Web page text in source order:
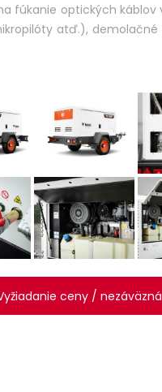
fúkanie optických
atď.),
ceny /